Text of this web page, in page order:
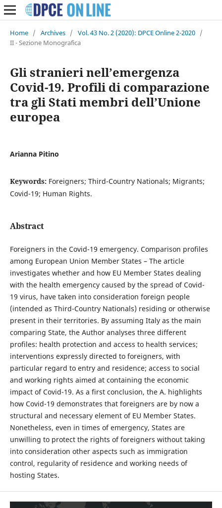
Home / Archives / Vol. 43 No. 2 (2020): DPCE Online 2-2020 /
II - Sezione Monografica
Gli stranieri nell’emergenza
Covid-19. Profili di comparazione
tra gli Stati membri dell’Unione
europea
Arianna Pitino
Keywords: Foreigners; Third-Country Nationals; Migrants;
Covid-19; Human Rights.
Abstract
Foreigners in the Covid-19 emergency. Comparison profiles
among European Union Member States – The article
investigates whether and how EU Member States dealing
with the health emergency caused by the spread of Covid-
19 virus, have taken into consideration foreign people
(intended as Third-Country Nationals) residing or otherwise
present in their territories. By assuming Italy as the main
comparing State, the Author analyses three different
profiles: health protection and access to health services;
interventions expressly directed to foreigners, with
particular regard to entry and residence; access to social
and working rights aimed at containing the economic
impact of Covid-19. As a first conclusion, the A. highlights
how Covid-19 demonstrates that foreigners are by now a
structural and necessary element of EU Member States.
Nonetheless, even in times of emergency, States are
unwilling to protect the rights of foreigners without taking
into consideration other aspects such as immigration
control, regularity of residence and working needs of
hosting States.